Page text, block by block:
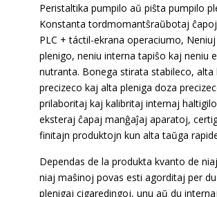
Peristaltika pumpilo aŭ piŝta pumpilo
Konstanta tordmomantŝraŭbotaj
PLC + táctil-ekrana operaciumo,
plenigo, neniu interna tapiŝo kaj neniu
nutranta. Bonega stirata stabileco, alta
precizeco kaj alta pleniga doza
prilaboritaj kaj kalibritaj internaj
eksteraj ĉapaj manĝaĵaj aparatoj,
finitajn produktojn kun alta taŭga
Dependas de la produkta kvanto de
niaj maŝinoj povas esti agorditaj per
plenigaj cigaredingoj, unu aŭ du